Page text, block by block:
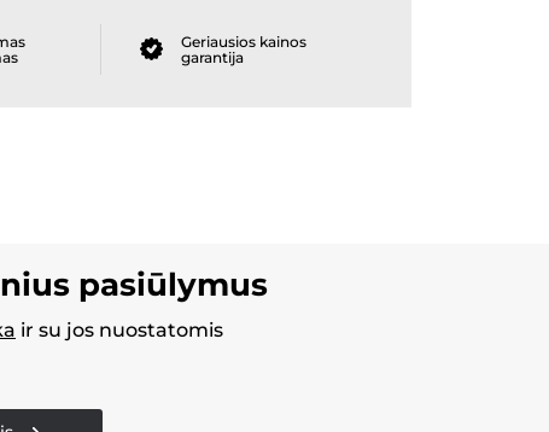
Geriausios kainos
garantija
pasiūlymus
ir su jos nuostatomis